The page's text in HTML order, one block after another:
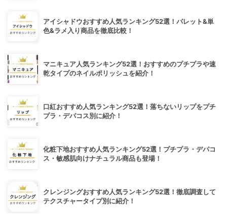
アイシャドウおすすめ人気ランキング52選！パレット&単
色&ラメ入り商品を徹底比較！
マニキュア人気ランキング52選！おすすめのプチプラや速
乾タイプのネイルポリッシュを紹介！
口紅おすすめ人気ランキング52選！落ちないリップをプチ
プラ・デパコス別に紹介！
化粧下地おすすめ人気ランキング52選！プチプラ・デパコ
ス・敏感肌向けナチュラル商品も登場！
クレンジングおすすめ人気ランキング52選！徹底調査して
テクスチャータイプ別に紹介！